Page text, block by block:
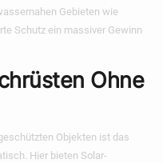
Gebieten wie
Schutz ein massiver Gewinn
Ohne
Objekten ist das
Hier bieten Solar-